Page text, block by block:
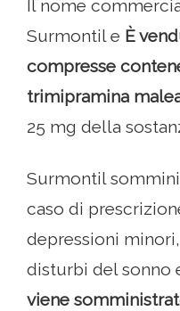
Il nome
Surmontil e È
compresse
trimipramina
25 mg della
Surmontil
caso di
depressioni
disturbi del sonno
viene